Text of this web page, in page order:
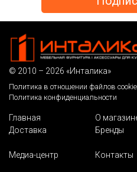
© 2010 – 2026 «Инталика»
Политика в отношении файлов
Политика конфиденциальности
Главная О
Доставка
Бренды
Медиа-центр
Контакты